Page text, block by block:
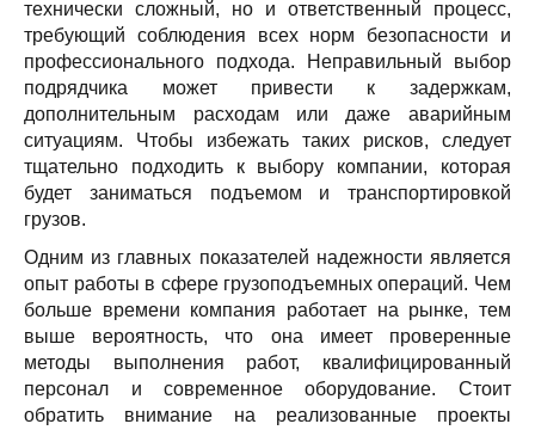
технически сложный, но и ответственный процесс,
требующий соблюдения всех норм безопасности и
профессионального подхода. Неправильный выбор
подрядчика может привести к задержкам,
дополнительным расходам или даже аварийным
ситуациям. Чтобы избежать таких рисков, следует
тщательно подходить к выбору компании, которая
будет заниматься подъемом и транспортировкой
грузов.
Одним из главных показателей надежности является
опыт работы в сфере грузоподъемных операций. Чем
больше времени компания работает на рынке, тем
выше вероятность, что она имеет проверенные
методы выполнения работ, квалифицированный
персонал и современное оборудование. Стоит
обратить внимание на реализованные проекты